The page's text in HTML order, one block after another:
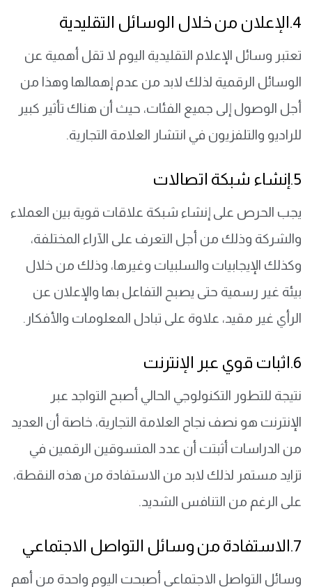
4.الإعلان من خلال الوسائل التقليدية
تعتبر وسائل الإعلام التقليدية اليوم لا تقل أهمية عن
الوسائل الرقمية لذلك لابد من عدم إهمالها وهذا من
أجل الوصول إلى جميع الفئات، حيث أن هناك تأثير كبير
للراديو والتلفزيون في انتشار العلامة التجارية.
5.إنشاء شبكة اتصالات
يجب الحرص على إنشاء شبكة علاقات قوية بين العملاء
والشركة وذلك من أجل التعرف على الآراء المختلفة،
وكذلك الإيجابيات والسلبيات وغيرها، وذلك من خلال
بيئة غير رسمية حتى يصبح التفاعل بها والإعلان عن
الرأي غير مقيد، علاوة على تبادل المعلومات والأفكار.
6.اثبات قوي عبر الإنترنت
نتيجة للتطور التكنولوجي الحالي أصبح التواجد عبر
الإنترنت هو نصف نجاح العلامة التجارية، خاصة أن العديد
من الدراسات أثبتت أن عدد المتسوقين الرقمين في
تزايد مستمر لذلك لابد من الاستفادة من هذه النقطة،
على الرغم من التنافس الشديد.
7.الاستفادة من وسائل التواصل الاجتماعي
وسائل التواصل الاجتماعي أصبحت اليوم واحدة من أهم